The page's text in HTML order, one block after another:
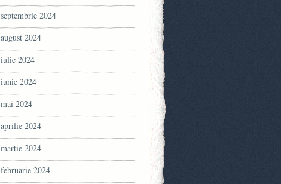
septembrie 2024
august 2024
iulie 2024
iunie 2024
mai 2024
aprilie 2024
martie 2024
februarie 2024